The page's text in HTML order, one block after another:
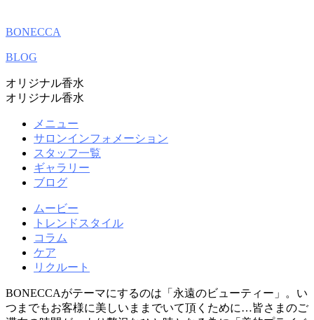
BONECCA
BLOG
オリジナル香水
オリジナル香水
メニュー
サロンインフォメーション
スタッフ一覧
ギャラリー
ブログ
ムービー
トレンドスタイル
コラム
ケア
リクルート
BONECCAがテーマにするのは「永遠のビューティー」。い
つまでもお客様に美しいままでいて頂くために…皆さまのご